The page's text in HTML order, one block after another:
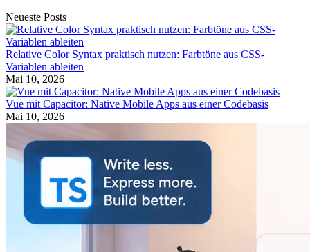
Neueste Posts
Relative Color Syntax praktisch nutzen: Farbtöne aus CSS-
Variablen ableiten
Mai 10, 2026
Vue mit Capacitor: Native Mobile Apps aus einer Codebasis
Mai 10, 2026